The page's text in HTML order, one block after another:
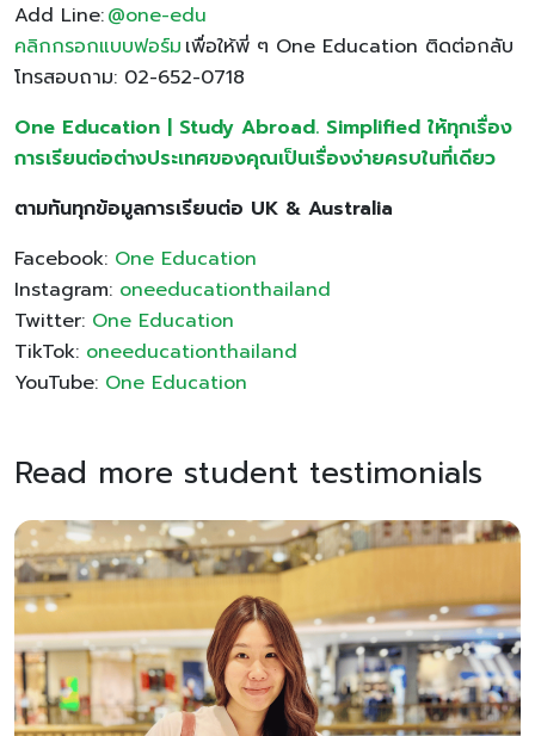
Add Line:@one-edu
คลิกกรอกแบบฟอร์ม เพื่อให้พี่ ๆ One Education ติดต่อกลับ
โทรสอบถาม: 02-652-0718
One Education | Study Abroad. Simplified ให้ทุกเรื่อง
การเรียนต่อต่างประเทศของคุณเป็นเรื่องง่ายครบในที่เดียว
ตามทันทุกข้อมูลการเรียนต่อ UK & Australia
Facebook: One Education
Instagram: oneeducationthailand
Twitter: One Education
TikTok: oneeducationthailand
YouTube: One Education
Read more student testimonials